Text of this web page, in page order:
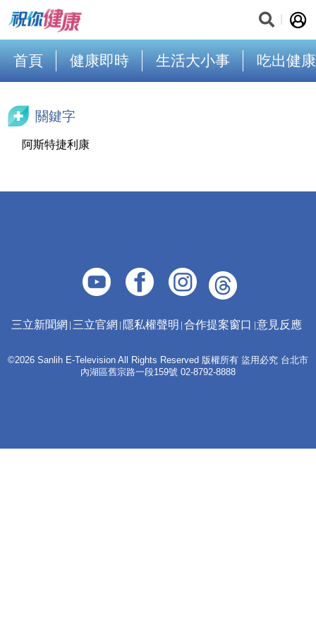
首頁 健康即時 生活大小事 吃出健康
關鍵字
阿斯特捷利康
三立新聞網 三立官網 隱私權聲明 合作提案窗口 意見反應
©2026 Sanlih E-Television All Rights Reserved 版權所有 盜用必究 台北市
內湖區舊宗路一段159號 02-8792-8888